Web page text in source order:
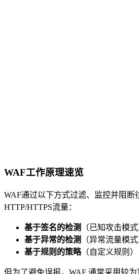
WAF工作原理速览
WAF通过以下方式过滤、监控并阻断
HTTP/HTTPS流量：
基于签名的检测
（已知攻击模式
基于异常的检测
（异常流量模式
基于规则的策略（自定义规则）
但为了避免误报，WAF 通常采用较